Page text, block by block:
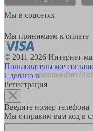
Мы в соцсетях
Мы принимаем к оплате
© 2011-2026 Интернет-
Пользовательское
Сделано в
Регистрация
Введите номер телефона
Мы отправим вам код в